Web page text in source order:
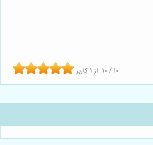
10 / 10 از 1 کاربر